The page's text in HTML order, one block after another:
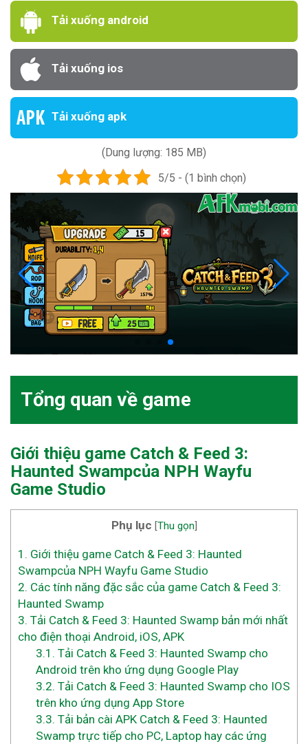
Tải xuống android
Tải xuống ios
Tải xuống apk
(Dung lượng: 185 MB)
5/5 - (1 bình chọn)
Tổng quan về game
Giới thiệu game Catch & Feed 3:
Haunted Swampcủa NPH Wayfu
Game Studio
Phụ lục Thu gọn]
1. Giới thiệu game Catch & Feed 3: Haunted
Swampcủa NPH Wayfu Game Studio
2. Các tính năng đặc sắc của game Catch & Feed 3:
Haunted Swamp
3. Tải Catch & Feed 3: Haunted Swamp bản mới nhất
cho điện thoại Android, iOS, APK
3.1. Tải Catch & Feed 3: Haunted Swamp cho
Android trên kho ứng dụng Google Play
3.2. Tải Catch & Feed 3: Haunted Swamp cho IOS
trên kho ứng dụng App Store
3.3. Tải bản cài APK Catch & Feed 3: Haunted
Swamp trực tiếp cho PC, Laptop hay các ứng